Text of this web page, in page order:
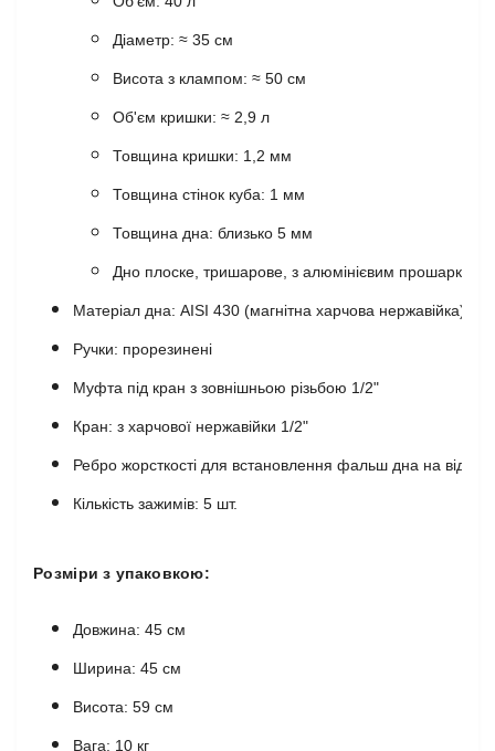
Діаметр: ≈ 35 см
Висота з клампом: ≈ 50 см
Об'єм кришки: ≈ 2,9 л
Товщина кришки: 1,2 мм
Товщина стінок куба: 1 мм
Товщина дна: близько 5 мм
Дно плоске, тришарове, з алюмінієвим прошарком
Матеріал дна: AISI 430 (магнітна харчова нержавійка)
Ручки: прорезинені
Муфта під кран з зовнішньою різьбою 1/2"
Кран: з харчової нержавійки 1/2"
Ребро жорсткості для встановлення фальш дна на
Кількість зажимів: 5 шт.
Розміри з упаковкою:
Довжина: 45 см
Ширина: 45 см
Висота: 59 см
Вага: 10 кг